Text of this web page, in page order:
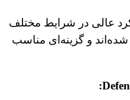
عالی در شرایط مختلف
و گزینه‌ای مناسب
: